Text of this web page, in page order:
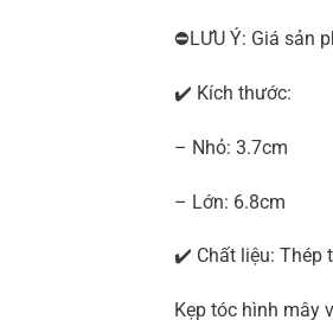
⛔LƯU Ý: Giá sản
✔️ Kích thước:
– Nhỏ: 3.7cm
– Lớn: 6.8cm
✔️ Chất liệu: Thép
Kẹp tóc hình mây